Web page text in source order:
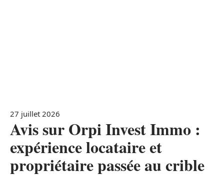
27 juillet 2026
Avis sur Orpi Invest Immo :
expérience locataire et
propriétaire passée au crible